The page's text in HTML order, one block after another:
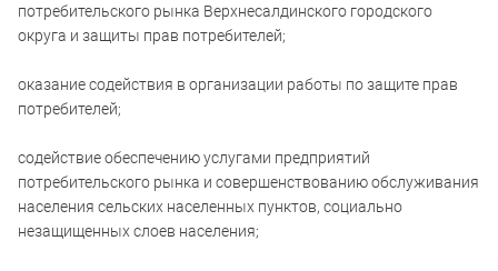
потребительского рынка Верхнесалдинского городского
округа и защиты прав потребителей;
оказание содействия в организации работы по защите прав
потребителей;
содействие обеспечению услугами предприятий
потребительского рынка и совершенствованию обслуживания
населения сельских населенных пунктов, социально
незащищенных слоев населения;